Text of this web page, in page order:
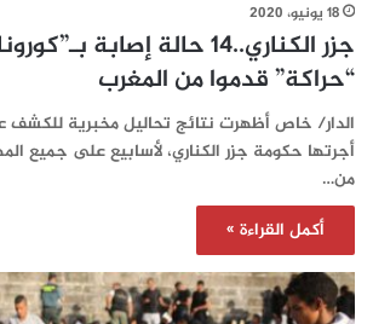
18 يونيو، 2020
جزر الكناري..14 حالة إصابة
“حراكة” قدموا من المغرب
الدار/ خاص أظهرت نتائج تحاليل مخبرية للكشف
أجرتها حكومة جزر الكناري، لأسابيع على جميع
من…
أكمل القراءة »